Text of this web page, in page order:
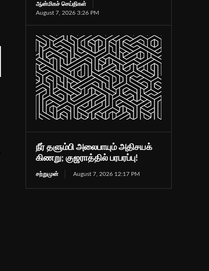
ஆன்மிகச் செய்திகள்
August 7, 2026 3:26 PM
நீர் தளும்பி அலைபாயும் அதிசயக்
கிணறு; குஜராத்தில் பரபரப்பு!
சற்றுமுன் August 7, 2026 12:17 PM